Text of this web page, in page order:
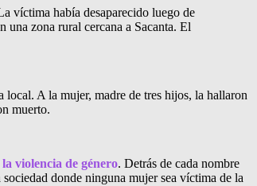
víctima había desaparecido luego de
zona rural cercana a Sacanta. El
A la mujer, madre de tres hijos, la hallaron
muerto.
violencia de género. Detrás de cada nombre
donde ninguna mujer sea víctima de la